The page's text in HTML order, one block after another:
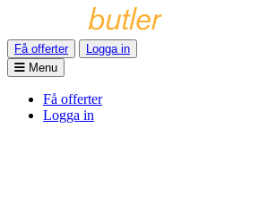
Få offerter
Logga in
Menu
Få offerter
Logga in